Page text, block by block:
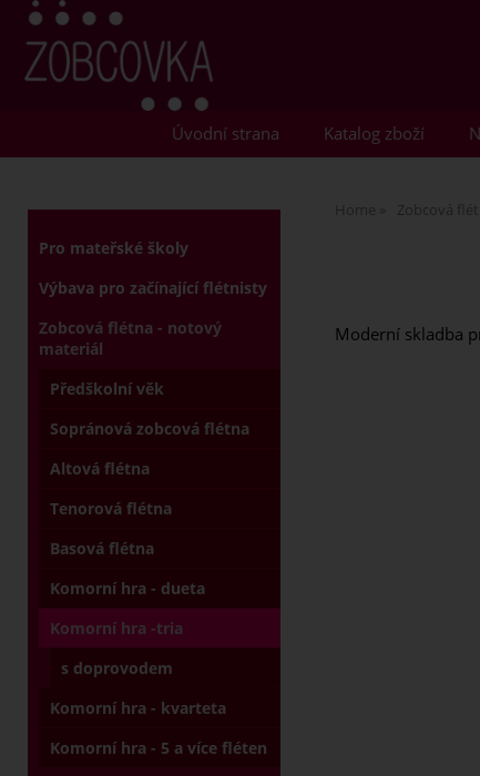
Úvodní strana Katalog zboží
Home Zobcová
Moderní skladba
Pro mateřské školy
Výbava pro začínající flétnisty
Zobcová flétna - notový
materiál
Předškolní věk
Sopránová zobcová flétna
Altová flétna
Tenorová flétna
Basová flétna
Komorní hra - dueta
Komorní hra -tria
s doprovodem
Komorní hra - kvarteta
Komorní hra - 5 a více fléten